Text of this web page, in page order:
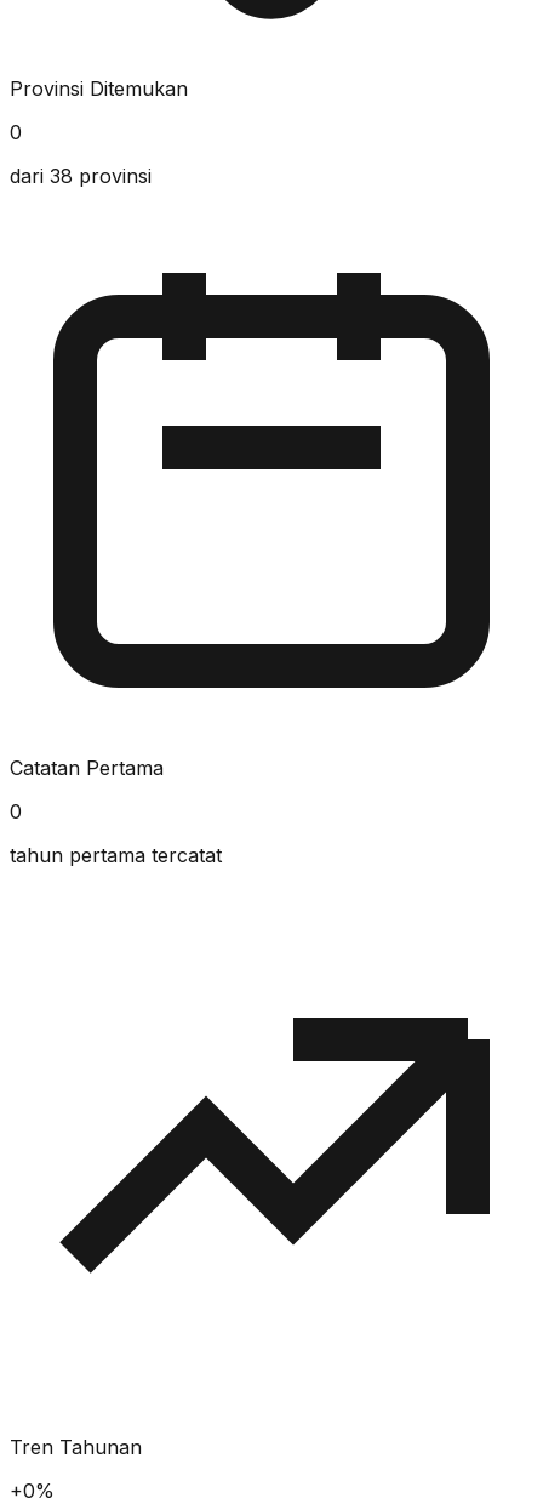
Provinsi Ditemukan
0
dari 38 provinsi
Catatan Pertama
0
tahun pertama tercatat
Tren Tahunan
+0%